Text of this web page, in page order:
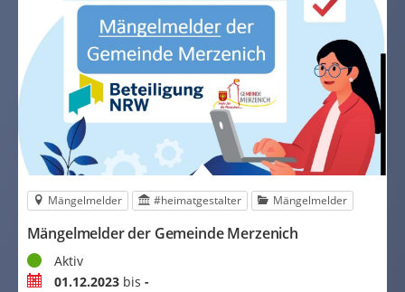
Mängelmelder #heimatgestalter Mängelmelder
Mängelmelder der Gemeinde Merzenich
StatusAktiv
Zeitraum01.12.2023bis -